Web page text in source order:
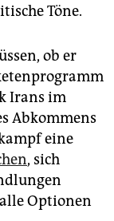
Töne.
ob er
Irans im
Abkommens
eine
, sich
Optionen